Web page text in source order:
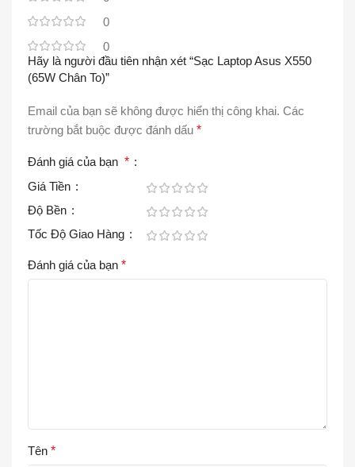
0
0
Hãy là người đầu tiên nhận xét “Sạc Laptop Asus X550
(65W Chân To)”
Email của bạn sẽ không được hiển thị công khai. Các
trường bắt buộc được đánh dấu *
Đánh giá của bạn *
Giá Tiền
Độ Bền
Tốc Độ Giao Hàng
Đánh giá của bạn *
Tên *